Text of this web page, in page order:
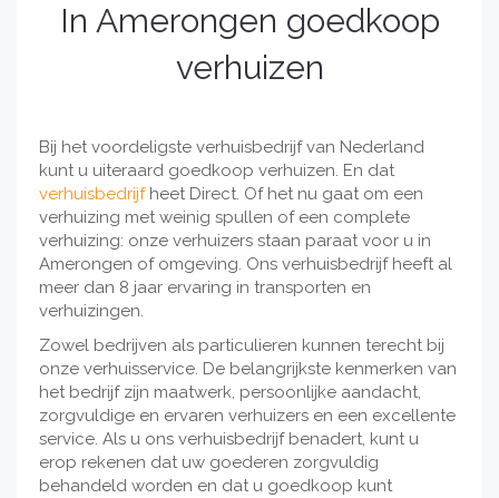
In Amerongen goedkoop
verhuizen
Bij het voordeligste verhuisbedrijf van Nederland
kunt u uiteraard goedkoop verhuizen. En dat
verhuisbedrijfheet Direct. Of het nu gaat om een
verhuizing met weinig spullen of een complete
verhuizing: onze verhuizers staan paraat voor u in
Amerongen of omgeving. Ons verhuisbedrijf heeft al
meer dan 8 jaar ervaring in transporten en
verhuizingen.
Zowel bedrijven als particulieren kunnen terecht bij
onze verhuisservice. De belangrijkste kenmerken van
het bedrijf zijn maatwerk, persoonlijke aandacht,
zorgvuldige en ervaren verhuizers en een excellente
service. Als u ons verhuisbedrijf benadert, kunt u
erop rekenen dat uw goederen zorgvuldig
behandeld worden en dat u goedkoop kunt